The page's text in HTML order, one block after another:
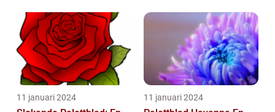
11 januari 2024 11 januari 2024